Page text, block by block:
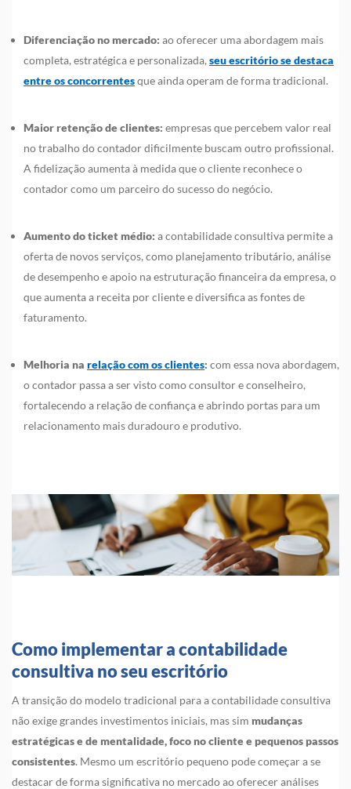
Diferenciação no mercado: ao oferecer uma abordagem mais
completa, estratégica e personalizada, seu escritório se destaca
entre os concorrentesque ainda operam de forma tradicional.
Maior retenção de clientes: empresas que percebem valor real
no trabalho do contador dificilmente buscam outro profissional.
A fidelização aumenta à medida que o cliente reconhece o
contador como um parceiro do sucesso do negócio.
Aumento do ticket médio: a contabilidade consultiva permite a
oferta de novos serviços, como planejamento tributário, análise
de desempenho e apoio na estruturação financeira da empresa, o
que aumenta a receita por cliente e diversifica as fontes de
faturamento.
Melhoria na relação com os clientes: com essa nova abordagem,
o contador passa a ser visto como consultor e conselheiro,
fortalecendo a relação de confiança e abrindo portas para um
relacionamento mais duradouro e produtivo.
Como implementar a contabilidade
consultiva no seu escritório
A transição do modelo tradicional para a contabilidade consultiva
não exige grandes investimentos iniciais, mas sim mudanças
estratégicas e de mentalidade, foco no cliente e pequenos passos
consistentes. Mesmo um escritório pequeno pode começar a se
destacar de forma significativa no mercado ao oferecer análises